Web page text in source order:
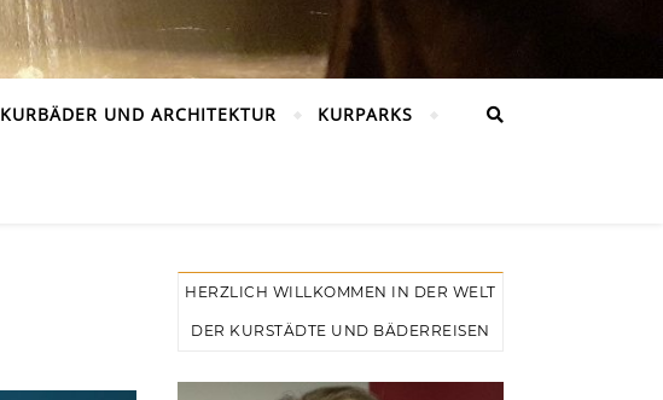
KURBÄDER UND ARCHITEKTUR KURPARKS
HERZLICH WILLKOMMEN IN DER WELT
DER KURSTÄDTE UND BÄDERREISEN